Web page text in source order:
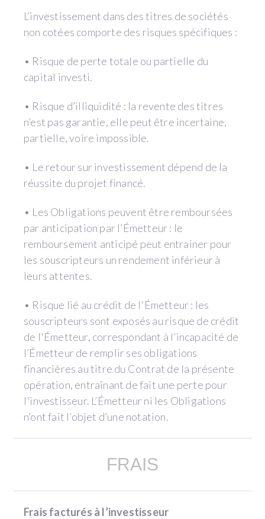
L’investissement dans des titres de sociétés
non cotées comporte des risques spécifiques :
• Risque de perte totale ou partielle du
capital investi.
• Risque d’illiquidité : la revente des titres
n’est pas garantie, elle peut être incertaine,
partielle, voire impossible.
• Le retour sur investissement dépend de la
réussite du projet financé.
• Les Obligations peuvent être remboursées
par anticipation par l’Émetteur : le
remboursement anticipé peut entrainer pour
les souscripteurs un rendement inférieur à
leurs attentes.
• Risque lié au crédit de l'Émetteur : les
souscripteurs sont exposés au risque de crédit
de l'Émetteur, correspondant à l’incapacité de
l’Émetteur de remplir ses obligations
financières au titre du Contrat de la présente
opération, entraînant de fait une perte pour
l'investisseur. L’Émetteur ni les Obligations
n’ont fait l’objet d’une notation.
FRAIS
Frais facturés à l’investisseur